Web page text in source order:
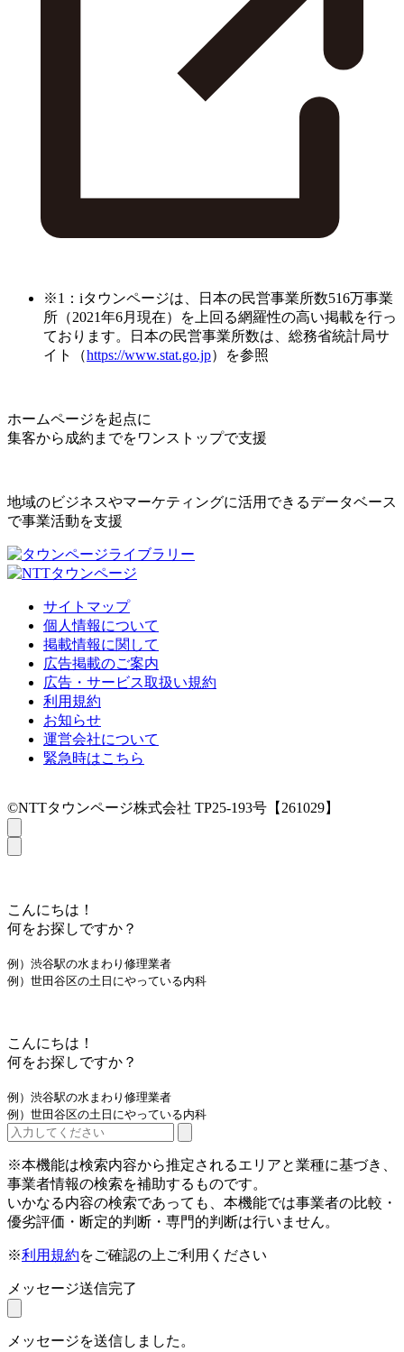
※1：iタウンページは、日本の民営事業所数516万事業
所（2021年6月現在）を上回る網羅性の高い掲載を行っ
ております。日本の民営事業所数は、総務省統計局サ
イト（https://www.stat.go.jp）を参照
ホームページを起点に
集客から成約までをワンストップで支援
地域のビジネスやマーケティングに活用できるデータベース
で事業活動を支援
サイトマップ
個人情報について
掲載情報に関して
広告掲載のご案内
広告・サービス取扱い規約
利用規約
お知らせ
運営会社について
緊急時はこちら
©NTTタウンページ株式会社 TP25-193号【261029】
こんにちは！
何をお探しですか？
例）渋谷駅の水まわり修理業者
例）世田谷区の土日にやっている内科
こんにちは！
何をお探しですか？
例）渋谷駅の水まわり修理業者
例）世田谷区の土日にやっている内科
※本機能は検索内容から推定されるエリアと業種に基づき、
事業者情報の検索を補助するものです。
いかなる内容の検索であっても、本機能では事業者の比較・
優劣評価・断定的判断・専門的判断は行いません。
※利用規約をご確認の上ご利用ください
メッセージ送信完了
メッセージを送信しました。